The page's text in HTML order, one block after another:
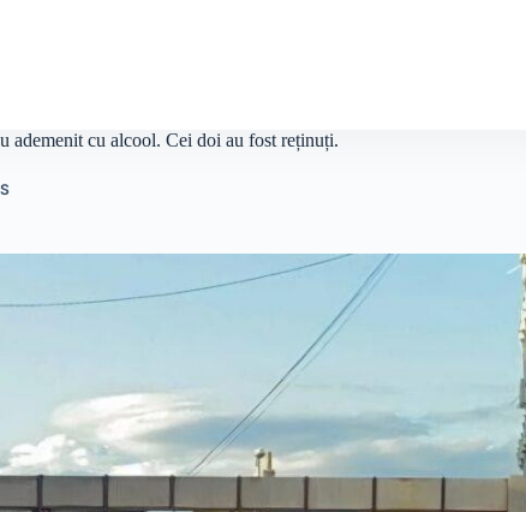
ademenit cu alcool. Cei doi au fost reținuți.